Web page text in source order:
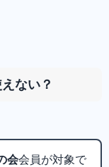
ない？
会会員が対象で